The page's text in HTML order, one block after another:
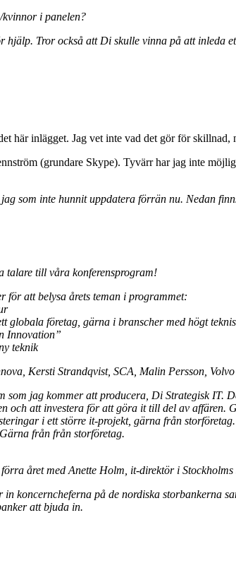
i panelen?
hjälp. Tror också att Di skulle vinna på att inleda
här inlägget. Jag vet inte vad det gör för skillnad,
(grundare Skype). Tyvärr har jag inte
som inte hunnit uppdatera förrän nu. Nedan
talare till våra konferensprogram!
för att belysa årets teman i programmet:
globala företag, gärna i branscher med högt
Innovation”
teknik
Kersti Strandqvist, SCA, Malin Persson,
som jag kommer att producera, Di Strategisk IT.
och att investera för att göra it till del av affären.
i ett större it-projekt, gärna från storföretag.
från från storföretag.
året med Anette Holm, it-direktör i
koncerncheferna på de nordiska storbankerna
att bjuda in.